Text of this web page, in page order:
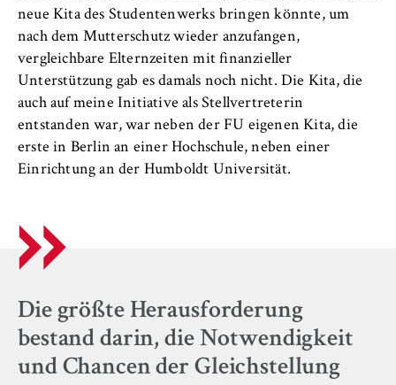
neue Kita des Studentenwerks bringen könnte, um
nach dem Mutterschutz wieder anzufangen,
vergleichbare Elternzeiten mit finanzieller
Unterstützung gab es damals noch nicht. Die Kita, die
auch auf meine Initiative als Stellvertreterin
entstanden war, war neben der FU eigenen Kita, die
erste in Berlin an einer Hochschule, neben einer
Einrichtung an der Humboldt Universität.
Die größte Herausforderung
bestand darin, die Notwendigkeit
und Chancen der Gleichstellung
_pk_id, _pk_ses, _pk_ref
Anbieter:
Matomo
Zweck:
Ermöglicht die anonyme Analyse Ihres
Nutzerverhaltens auf unserer Website, um
unser Angebot fortlaufend zu verbessern.